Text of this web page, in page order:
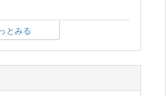
とみる